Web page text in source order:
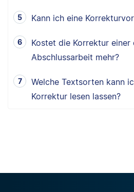
Kann ich eine
Kostet die Korrektur einer
Abschlussarbeit mehr?
Welche Textsorten kann
Korrektur lesen lassen?